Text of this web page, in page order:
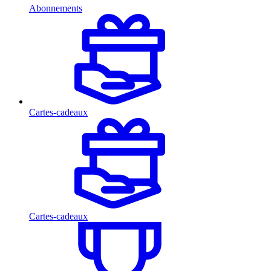
Abonnements
Cartes-cadeaux
Cartes-cadeaux